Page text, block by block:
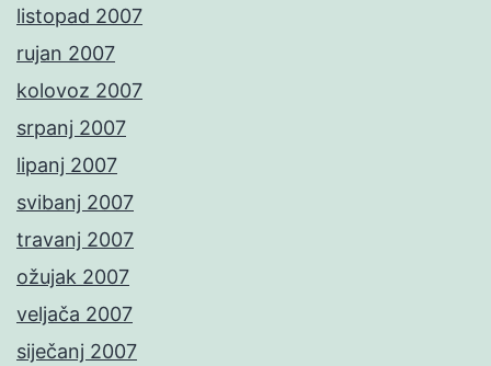
listopad 2007
rujan 2007
kolovoz 2007
srpanj 2007
lipanj 2007
svibanj 2007
travanj 2007
ožujak 2007
veljača 2007
siječanj 2007